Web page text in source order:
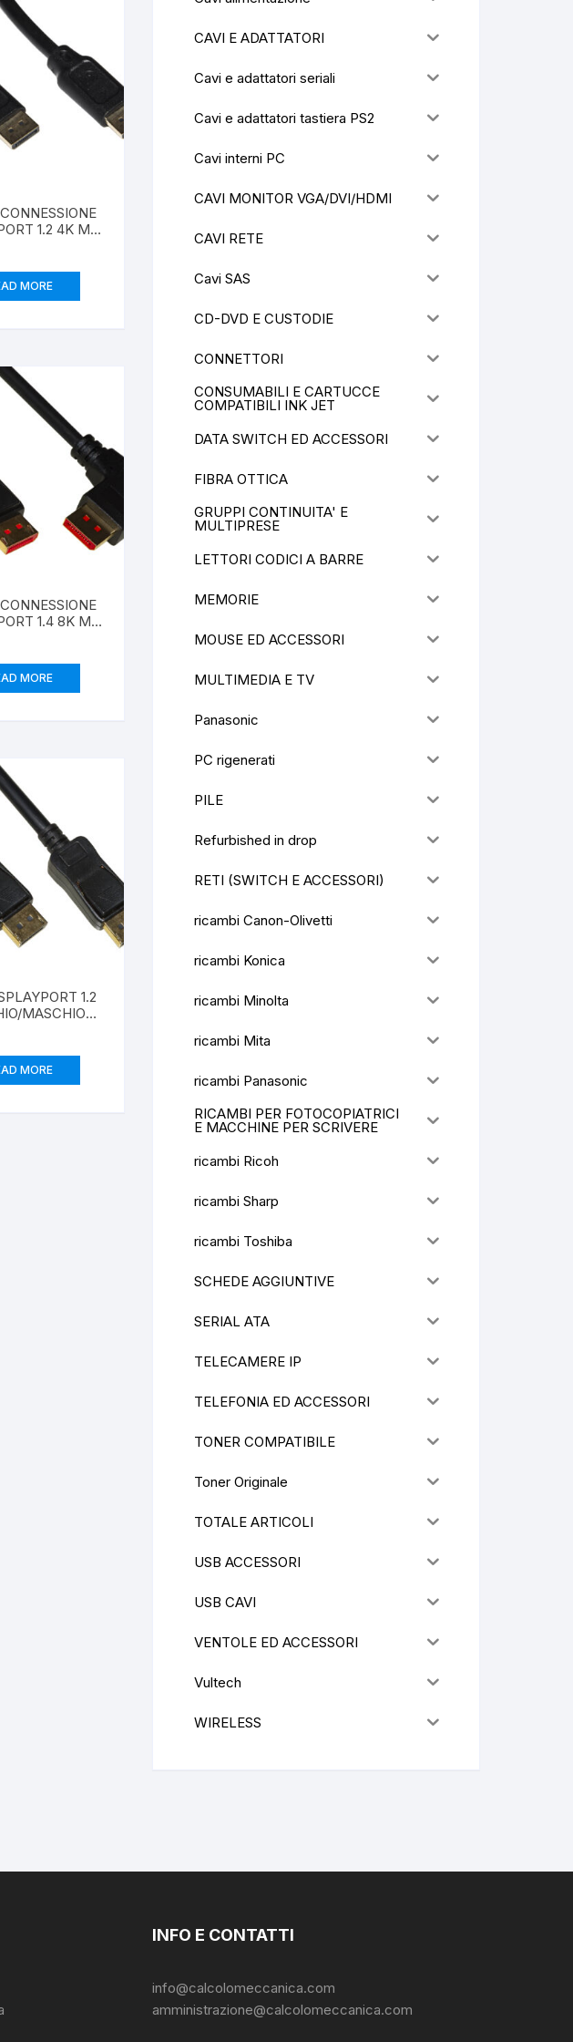
1.2 4K MT
MORE
1.4 8K MT
MORE
1.2
MASCHIO
MST MT 15
MORE
CAVI E ADATTATORI
Cavi e adattatori seriali
Cavi e adattatori tastiera PS2
Cavi interni PC
CAVI MONITOR VGA/DVI/HDMI
CAVI RETE
Cavi SAS
CD-DVD E CUSTODIE
CONNETTORI
CONSUMABILI E CARTUCCE
COMPATIBILI INK JET
DATA SWITCH ED ACCESSORI
FIBRA OTTICA
GRUPPI CONTINUITA' E
MULTIPRESE
LETTORI CODICI A BARRE
MEMORIE
MOUSE ED ACCESSORI
MULTIMEDIA E TV
Panasonic
PC rigenerati
PILE
Refurbished in drop
RETI (SWITCH E ACCESSORI)
ricambi Canon-Olivetti
ricambi Konica
ricambi Minolta
ricambi Mita
ricambi Panasonic
RICAMBI PER FOTOCOPIATRICI
E MACCHINE PER SCRIVERE
ricambi Ricoh
ricambi Sharp
ricambi Toshiba
SCHEDE AGGIUNTIVE
SERIAL ATA
TELECAMERE IP
TELEFONIA ED ACCESSORI
TONER COMPATIBILE
Toner Originale
TOTALE ARTICOLI
USB ACCESSORI
USB CAVI
VENTOLE ED ACCESSORI
Vultech
WIRELESS
INFO E CONTATTI
info@calcolomeccanica.com
amministrazione@calcolomeccanica.com